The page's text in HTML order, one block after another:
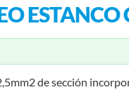
ESTANCO
de sección